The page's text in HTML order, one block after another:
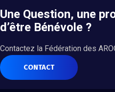
Une Question, une
d’être Bénévole ?
Contactez la Fédération des
CONTACT